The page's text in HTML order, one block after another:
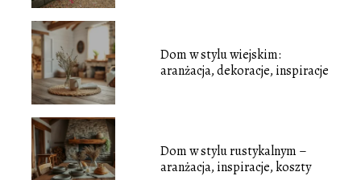
Dom w stylu wiejskim:
aranżacja, dekoracje, inspiracje
Dom w stylu rustykalnym –
aranżacja, inspiracje, koszty